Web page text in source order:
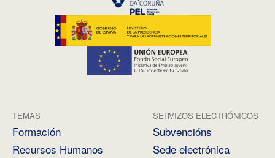
TEMAS
Formación
Recursos Humanos
SERVIZOS ELECTRÓNICOS
Subvencións
Sede electrónica